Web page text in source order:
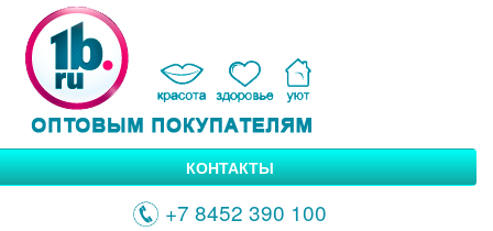
КОНТАКТЫ
+7 8452 390 100